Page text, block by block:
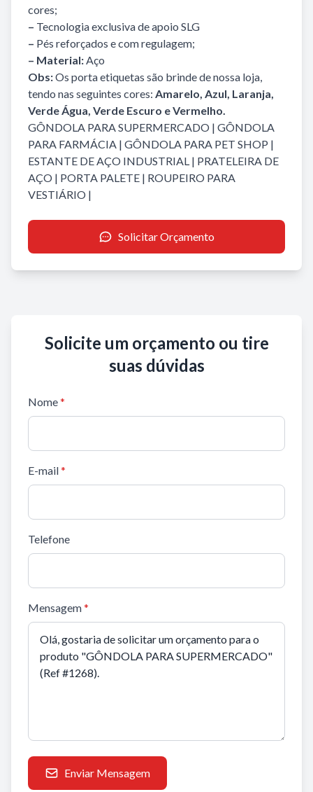
cores;
– Tecnologia exclusiva de apoio SLG
– Pés reforçados e com regulagem;
– Material: Aço
Obs:Os porta etiquetas são brinde de nossa loja,
tendo nas seguintes cores: Amarelo, Azul, Laranja,
Verde Água, Verde Escuro e Vermelho.
GÔNDOLA PARA SUPERMERCADO | GÔNDOLA
PARA FARMÁCIA | GÔNDOLA PARA PET SHOP |
ESTANTE DE AÇO INDUSTRIAL | PRATELEIRA DE
AÇO | PORTA PALETE | ROUPEIRO PARA
VESTIÁRIO |
Solicitar Orçamento
Solicite um orçamento ou tire
suas dúvidas
Nome*
E-mail*
Telefone
Mensagem*
Enviar Mensagem